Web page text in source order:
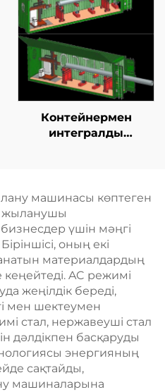
Контейнермен
интегралды
машинасы көптеген
жыланушы
үшін мәңгі
оның екі
материалдардың
AC режимі
жеңілдік береді,
мен шектеумен
стал, нержавеуші стал
дәлдікпен басқаруды
энергияның
сақтайды,
машиналарына